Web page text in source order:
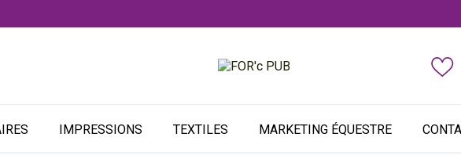
IMPRESSIONS TEXTILES MARKETING ÉQUESTRE